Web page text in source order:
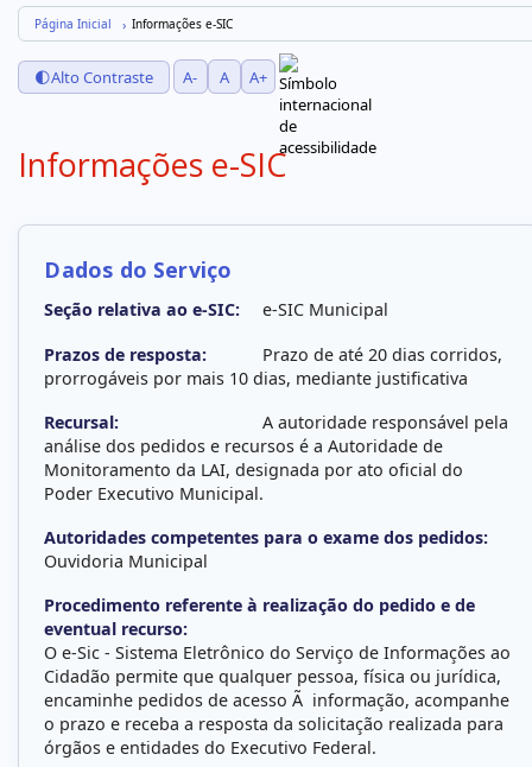
Página Inicial Informações e-SIC
🌓Alto Contraste A- A A+
Informações e-SIC
Dados do Serviço
Seção relativa ao e-SIC:
e-SIC Municipal
Prazos de resposta:
Prazo de até 20 dias corridos,
prorrogáveis por mais 10 dias, mediante justificativa
Recursal:
A autoridade responsável pela
análise dos pedidos e recursos é a Autoridade de
Monitoramento da LAI, designada por ato oficial do
Poder Executivo Municipal.
Autoridades competentes para o exame dos pedidos:
Ouvidoria Municipal
Procedimento referente à realização do pedido e de
eventual recurso:
O e-Sic - Sistema Eletrônico do Serviço de Informações ao
Cidadão permite que qualquer pessoa, física ou jurídica,
encaminhe pedidos de acesso Ã informação, acompanhe
o prazo e receba a resposta da solicitação realizada para
órgãos e entidades do Executivo Federal.